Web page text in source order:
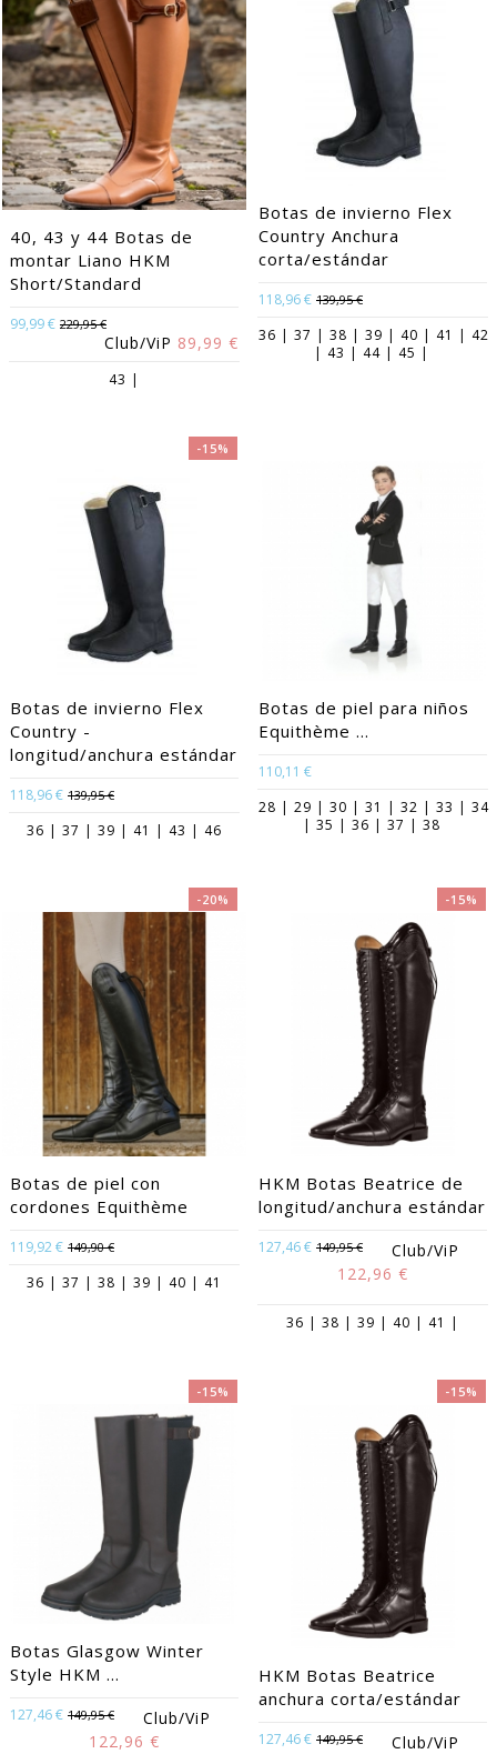
40, 43 y 44 Botas de
montar Liano HKM
Short/Standard
99,99 € 229,95 €
Club/ViP 89,99 €
43 |
Botas de invierno Flex
Country Anchura
corta/estándar
118,96 € 139,95 €
36 | 37 | 38 | 39 | 40 | 41 | 42
| 43 | 44 | 45 |
-15%
Botas de invierno Flex
Country -
longitud/anchura estándar
118,96 € 139,95 €
36 | 37 | 39 | 41 | 43 | 46
Botas de piel para niños
Equithème ...
110,11 €
28 | 29 | 30 | 31 | 32 | 33 | 34
| 35 | 36 | 37 | 38
-20%
Botas de piel con
cordones Equithème
119,92 € 149,90 €
36 | 37 | 38 | 39 | 40 | 41
-15%
HKM Botas Beatrice de
longitud/anchura estándar
127,46 € 149,95 €
Club/ViP
122,96 €
36 | 38 | 39 | 40 | 41 |
-15%
Botas Glasgow Winter
Style HKM ...
127,46 € 149,95 €
Club/ViP
122,96 €
-15%
HKM Botas Beatrice
anchura corta/estándar
127,46 € 149,95 €
Club/ViP